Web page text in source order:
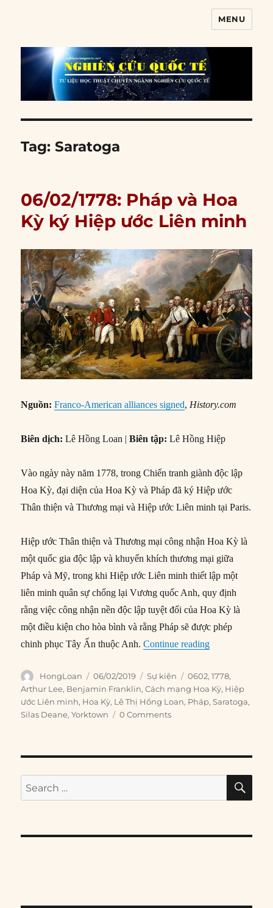
MENU
Tag:Saratoga
06/02/1778: Pháp và Hoa
Kỳ ký Hiệp ước Liên minh
Nguồn:Franco-American alliances signed, History.com
Biên dịch: Lê Hồng Loan |Biên tập:Lê Hồng Hiệp
Vào ngày này năm 1778, trong Chiến tranh giành độc lập
Hoa Kỳ, đại diện của Hoa Kỳ và Pháp đã ký Hiệp ước
Thân thiện và Thương mại và Hiệp ước Liên minh tại Paris.
Hiệp ước Thân thiện và Thương mại công nhận Hoa Kỳ là
một quốc gia độc lập và khuyến khích thương mại giữa
Pháp và Mỹ, trong khi Hiệp ước Liên minh thiết lập một
liên minh quân sự chống lại Vương quốc Anh, quy định
rằng việc công nhận nền độc lập tuyệt đối của Hoa Kỳ là
một điều kiện cho hòa bình và rằng Pháp sẽ được phép
chinh phục Tây Ấn thuộc Anh.Continue reading“06/02/1778:
Author
HongLoan
Posted
on
06/02/2019 Categories
Sự kiện Tags
0602,1778,
Arthur Lee, Benjamin Franklin,Cách mạng Hoa Kỳ, Hiệp
ước Liên minh, Hoa Kỳ, Lê Thị Hồng Loan, Pháp,Saratoga,
Silas Deane,Yorktown 0 Comments
Search
for: